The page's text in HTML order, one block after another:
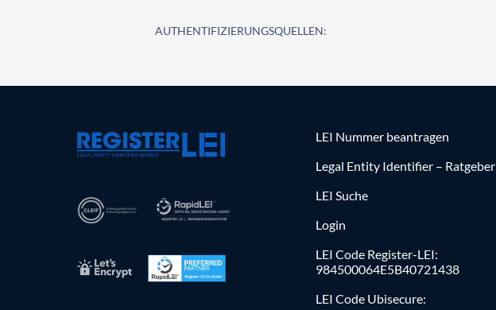
AUTHENTIFIZIERUNGSQUELLEN:
LEI Nummer beantragen
Legal Entity Identifier – Ratgeber
LEI Suche
Login
LEI Code Register-LEI:
984500064E5B40721438
LEI Code Ubisecure: